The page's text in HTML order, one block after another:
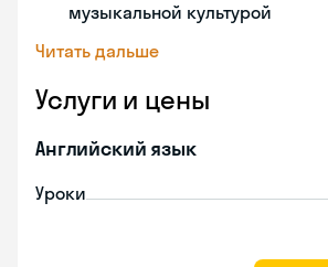
музыкальной культурой
Читать дальше
Услуги и цены
Английский язык
Уроки